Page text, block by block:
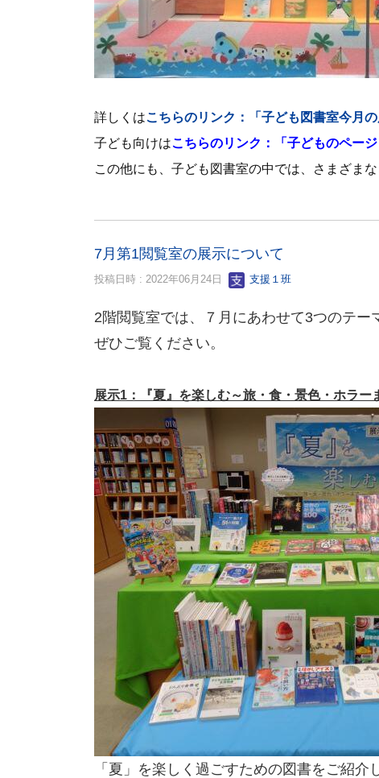
詳しくはこちらのリンク：「子ども図書室今月の
子ども向けはこちらのリンク：「子どものペー
この他にも、子ども図書室の中では、さまざま
7月第1閲覧室の展示について
投稿日時 : 2022年06月24日 支援１班
2階閲覧室では、７月にあわせて3つのテー
ぜひご覧ください。
展示1 ：『夏』を楽しむ～旅・食・景色・ホラ
「夏」を楽しく過ごすための図書をご紹介